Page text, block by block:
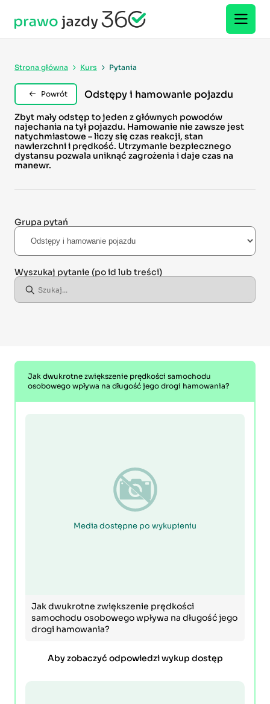
Strona główna Kurs Pytania
Powrót Odstępy i hamowanie pojazdu
Zbyt mały odstęp to jeden z głównych powodów
najechania na tył pojazdu. Hamowanie nie zawsze jest
natychmiastowe – liczy się czas reakcji, stan
nawierzchni i prędkość. Utrzymanie bezpiecznego
dystansu pozwala uniknąć zagrożenia i daje czas na
manewr.
Grupa pytań
Wyszukaj pytanie (po id lub treści)
Jak dwukrotne zwiększenie prędkości samochodu
osobowego wpływa na długość jego drogi hamowania?
Media dostępne po wykupieniu
Jak dwukrotne zwiększenie prędkości
samochodu osobowego wpływa na długość jego
drogi hamowania?
Aby zobaczyć odpowiedzi wykup dostęp